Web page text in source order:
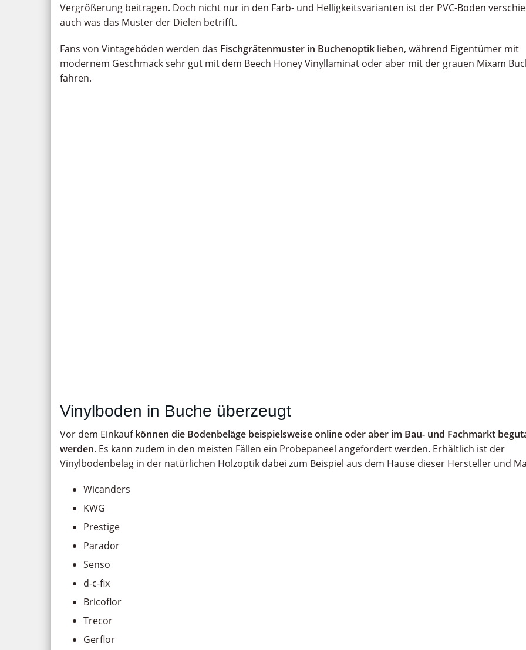
Vergrößerung beitragen. Doch nicht nur in den Farb- und Helligkeitsvarianten ist der PVC-Boden
auch was das Muster der Dielen betrifft.
Fans von Vintageböden werden das Fischgrätenmuster in Buchenoptik lieben, während Eigentümer mit
modernem Geschmack sehr gut mit dem Beech Honey Vinyllaminat oder aber mit der grauen Mixam
fahren.
Vinylboden in Buche überzeugt
Vor dem Einkaufkönnen die Bodenbeläge beispielsweise online oder aber im Bau- und Fachmarkt
werden. Es kann zudem in den meisten Fällen ein Probepaneel angefordert werden. Erhältlich ist der
Vinylbodenbelag in der natürlichen Holzoptik dabei zum Beispiel aus dem Hause dieser Hersteller und
Wicanders
KWG
Prestige
Parador
Senso
d-c-fix
Bricoflor
Trecor
Gerflor